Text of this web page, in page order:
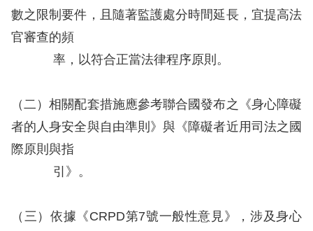
權
保
策
政
府
資
數之限制要件，且隨著監護處分時間延長，宜提高法
官審查的頻
率，以符合正當法律程序原則。
（二）相關配套措施應參考聯合國發布之《身心障礙
者的人身安全與自由準則》與《障礙者近用司法之國
際原則與指
引》。
（三）依據《CRPD第7號一般性意見》，涉及身心